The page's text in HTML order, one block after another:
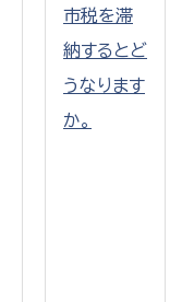
市税を滞
納するとど
うなります
か。